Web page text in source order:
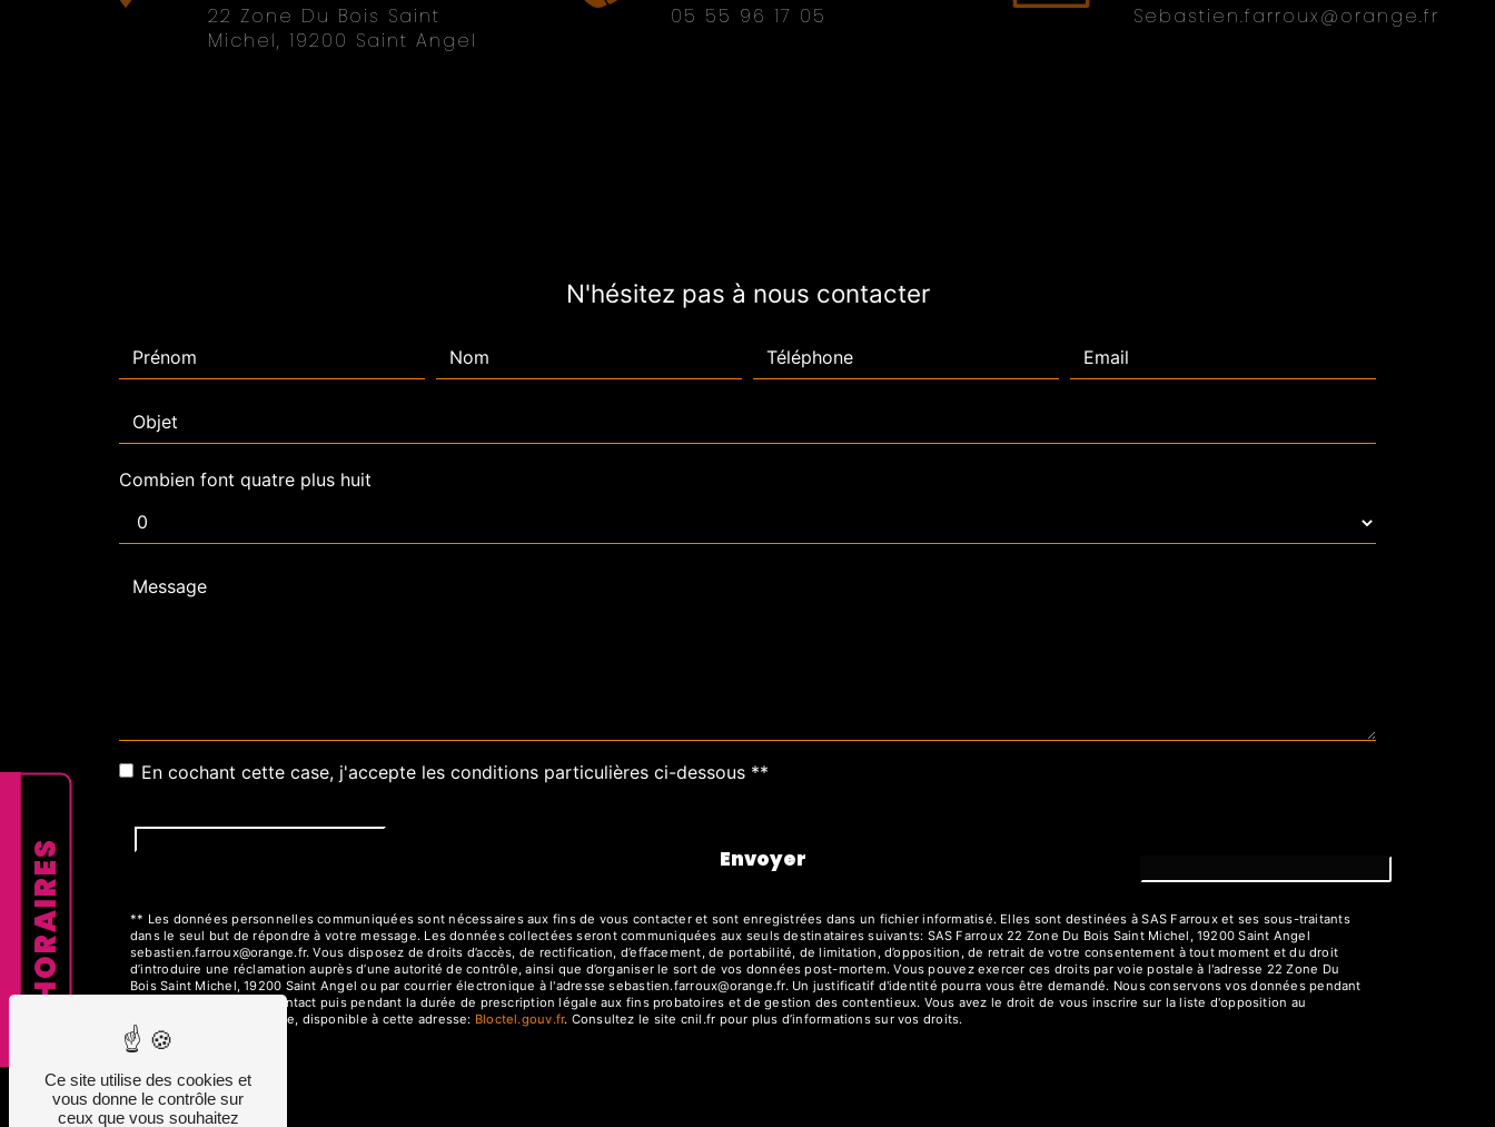
HORAIRES
22 Zone Du Bois Saint
Michel, 19200 Saint Angel
05 55 96 17 05 sebastien.farroux@orange.fr
N'hésitez pas à nous contacter
Combien font quatre plus huit
En cochant cette case, j'accepte les conditions particulières ci-dessous **
Envoyer
** Les données personnelles communiquées sont nécessaires aux fins de vous contacter et sont enregistrées dans un fichier informatisé. Elles sont destinées à SAS Farroux et ses sous-traitants
dans le seul but de répondre à votre message. Les données collectées seront communiquées aux seuls destinataires suivants: SAS Farroux 22 Zone Du Bois Saint Michel, 19200 Saint Angel
sebastien.farroux@orange.fr. Vous disposez de droits d’accès, de rectification, d’effacement, de portabilité, de limitation, d’opposition, de retrait de votre consentement à tout moment et du droit
d’introduire une réclamation auprès d’une autorité de contrôle, ainsi que d’organiser le sort de vos données post-mortem. Vous pouvez exercer ces droits par voie postale à l'adresse 22 Zone Du
Bois Saint Michel, 19200 Saint Angel ou par courrier électronique à l'adresse sebastien.farroux@orange.fr. Un justificatif d'identité pourra vous être demandé. Nous conservons vos données pendant
la période de prise de contact puis pendant la durée de prescription légale aux fins probatoires et de gestion des contentieux. Vous avez le droit de vous inscrire sur la liste d'opposition au
démarchage téléphonique, disponible à cette adresse:
Bloctel.gouv.fr. Consultez le site cnil.fr pour plus d’informations sur vos droits.
Ce site utilise des cookies et
vous donne le contrôle sur
ceux que vous souhaitez